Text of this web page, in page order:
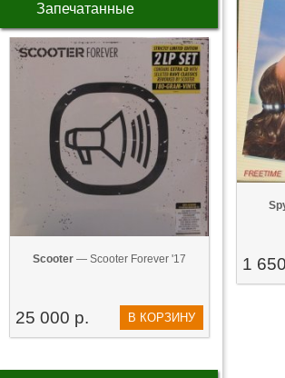
Запечатанные
Scooter — Scooter Forever '17
25 000 р. В КОРЗИНУ
1